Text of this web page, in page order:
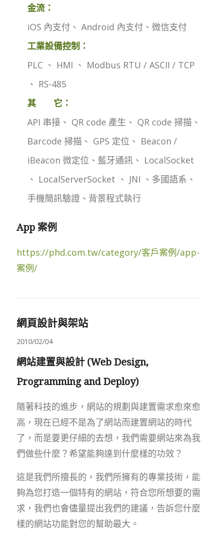
金流：
iOS 內支付、 Android 內支付、微信支付
工業設備控制：
PLC 、 HMI 、 Modbus RTU / ASCII / TCP
、 RS-485
其 它：
API 串接、 QR code 產生、 QR code 掃描、
Barcode 掃描、 GPS 定位、 Beacon /
iBeacon 微定位、藍牙通訊、 LocalSocket
、 LocalServerSocket 、 JNI 、多國語系、
手機簡訊驗證、背景程式執行
App 案例
https://phd.com.tw/category/客戶案例/app-
案例/
網頁設計與架站
2010/02/04
網站建置與設計 (Web Design,
Programming and Deploy)
隨著科技的進步，網站的規劃與建置需求愈來愈
高，現在已經不是為了網站而建置網站的時代
了，而是要更仔細的去想，我們需要網站來為我
們做些什麼？希望能夠達到什麼樣的功效？
這是我們所擅長的，我們所擁有的專業技術，能
夠為您打造一個特有的網站，符合您所想要的需
求，我們也會儘量提出我們的建議，告訴您什麼
樣的網站功能對您的幫助最大。